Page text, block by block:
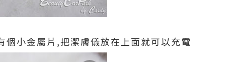
個小金屬片,把潔膚儀放在上面就可以充電